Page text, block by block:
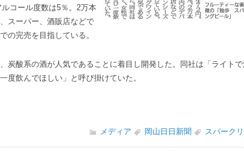
コール度数は5％。2万本
スーパー、酒販店などで
の完売を目指している。
炭酸系の酒が人気であることに着目し開発した。同社は「ライトで
度飲んでほしい」と呼び掛けていた。
メディア 岡山日日新聞 スパーク